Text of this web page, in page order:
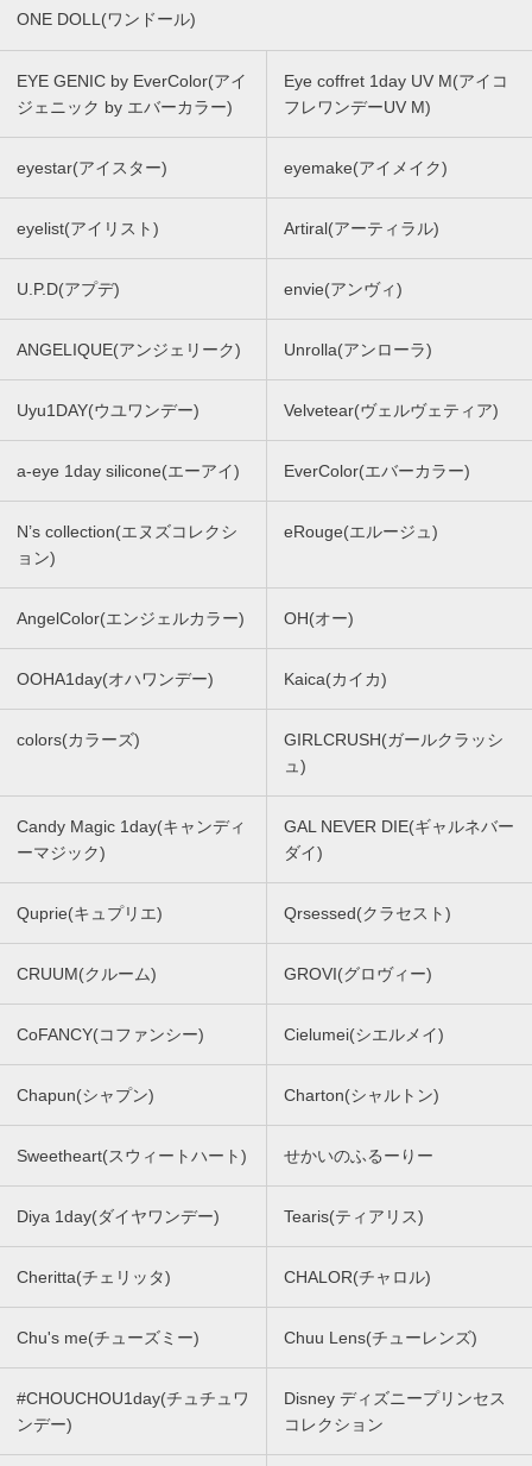
ONE DOLL(ワンドール)
EYE GENIC by EverColor(アイ
ジェニック by エバーカラー)
Eye coffret 1day UV M(アイコ
フレワンデーUV M)
eyestar(アイスター) eyemake(アイメイク)
eyelist(アイリスト) Artiral(アーティラル)
U.P.D(アプデ) envie(アンヴィ)
ANGELIQUE(アンジェリーク) Unrolla(アンローラ)
Uyu1DAY(ウユワンデー) Velvetear(ヴェルヴェティア)
a-eye 1day silicone(エーアイ) EverColor(エバーカラー)
N’s collection(エヌズコレクシ
ョン)
eRouge(エルージュ)
AngelColor(エンジェルカラー) OH(オー)
OOHA1day(オハワンデー) Kaica(カイカ)
colors(カラーズ)
GIRLCRUSH(ガールクラッシ
ュ)
Candy Magic 1day(キャンディ
ーマジック)
GAL NEVER DIE(ギャルネバー
ダイ)
Quprie(キュプリエ) Qrsessed(クラセスト)
CRUUM(クルーム) GROVI(グロヴィー)
CoFANCY(コファンシー) Cielumei(シエルメイ)
Chapun(シャプン) Charton(シャルトン)
Sweetheart(スウィートハート) せかいのふるーりー
Diya 1day(ダイヤワンデー) Tearis(ティアリス)
Cheritta(チェリッタ) CHALOR(チャロル)
Chu's me(チューズミー) Chuu Lens(チューレンズ)
#CHOUCHOU1day(チュチュワ
ンデー)
Disney ディズニープリンセス
コレクション